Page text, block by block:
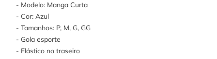
- Modelo: Manga Curta
- Cor: Azul
- Tamanhos: P, M, G, GG
- Gola esporte
- Elástico no traseiro